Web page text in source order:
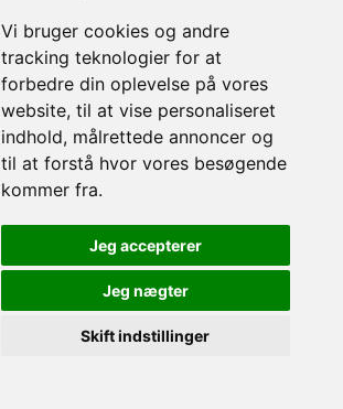
Vi bruger cookies og andre
tracking teknologier for at
forbedre din oplevelse på vores
website, til at vise personaliseret
indhold, målrettede annoncer og
til at forstå hvor vores besøgende
kommer fra.
Jeg accepterer
Jeg nægter
Skift indstillinger